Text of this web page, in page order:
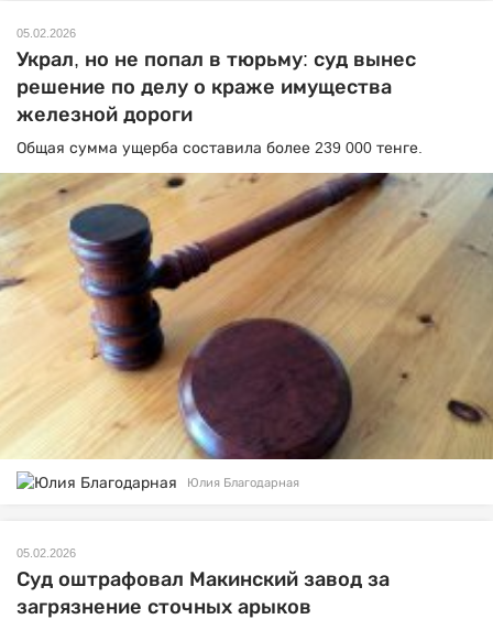
05.02.2026
Украл, но не попал в тюрьму: суд вынес
решение по делу о краже имущества
железной дороги
Общая сумма ущерба составила более 239 000 тенге.
Юлия Благодарная
05.02.2026
Суд оштрафовал Макинский завод за
загрязнение сточных арыков